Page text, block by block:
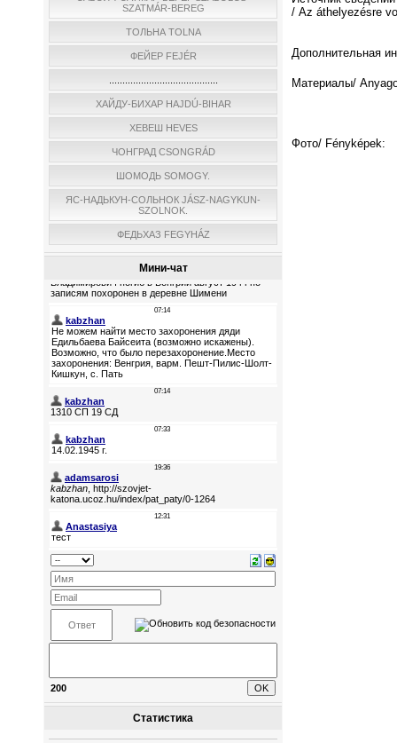
SZATMÁR-BEREG
ТОЛЬНА TOLNA
ФЕЙЕР FEJÉR
ХАЙДУ-БИХАР HAJDÚ-BIHAR
ХЕВЕШ HEVES
ЧОНГРАД CSONGRÁD
ШОМОДЬ SOMOGY.
ЯС-НАДЬКУН-СОЛЬНОК JÁSZ-NAGYKUN-
SZOLNOK.
ФЕДЬХАЗ FEGYHÁZ
Мини-чат
200
Статистика
/ Az áthelyezésre
Дополнительная
Материалы/
Фото/ Fényképek: